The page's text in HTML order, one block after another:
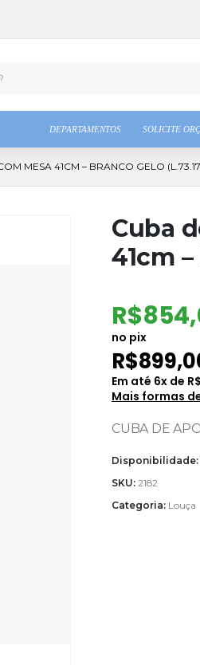
DEPARTAMENTOS SOLICITE
MESA 41CM – BRANCO GELO
Cuba
41cm
R$
no pix
R$
Em até 6x de R$
Mais formas
CUBA DE
Disponibilidade:
SKU: 2182
Categoria: Louça